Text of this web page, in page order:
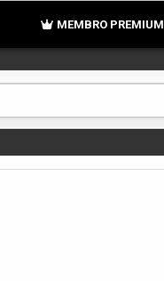
MEMBRO PREMIUM